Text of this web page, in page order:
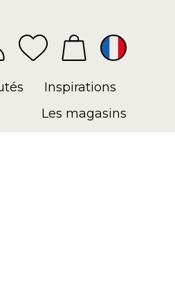
Inspirations
Les magasins